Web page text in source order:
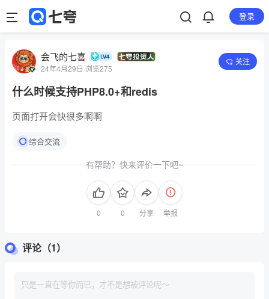
登录
什么时候支持PHP8.0+和redis
会飞的七喜
24年4月29日·浏览275
关注
页面打开会快很多啊啊
综合交流
有帮助？快来评价一下吧~
分享 举报
评论（1）